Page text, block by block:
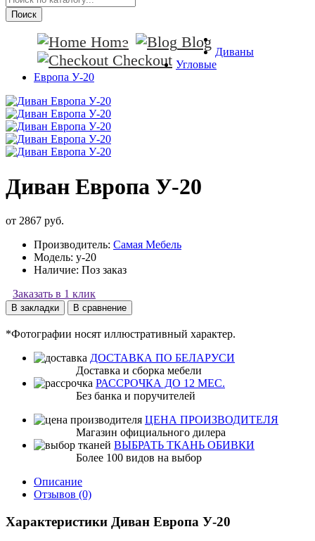
Поиск
Home
Blog
Checkout
Диваны
Угловые
Европа У-20
Диван Европа У-20
от 2867 руб.
Производитель: Самая Мебель
Модель: y-20
Наличие: Поз заказ
Заказать в 1 клик
В закладки В сравнение
*Фотографии носят иллюстративный характер.
ДОСТАВКА ПО БЕЛАРУСИ
Доставка и сборка мебели
РАССРОЧКА ДО 12 МЕС.
Без банка и поручителей
ЦЕНА ПРОИЗВОДИТЕЛЯ
Магазин официального дилера
ВЫБРАТЬ ТКАНЬ ОБИВКИ
Более 100 видов на выбор
Описание
Отзывов (0)
Характеристики Диван Европа У-20